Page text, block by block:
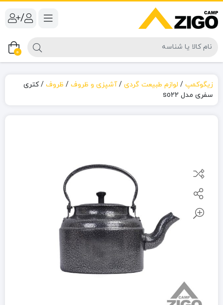
/
0
زیگوکمپ / لوازم طبیعت گردی /آشپزی و ظروف / ظروف /کتری
سفری مدل so22